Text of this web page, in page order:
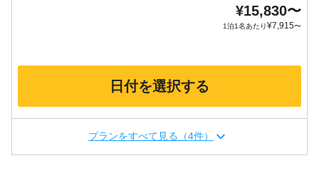
¥15,830〜
1泊1名あたり¥7,915〜
日付を選択する
プランをすべて見る（4件）